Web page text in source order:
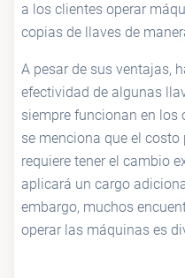
a los clientes operar
copias de llaves de
A pesar de sus ventajas,
efectividad de algunas
siempre funcionan en los
se menciona que el costo
requiere tener el cambio
aplicará un cargo
embargo, muchos
operar las máquinas es